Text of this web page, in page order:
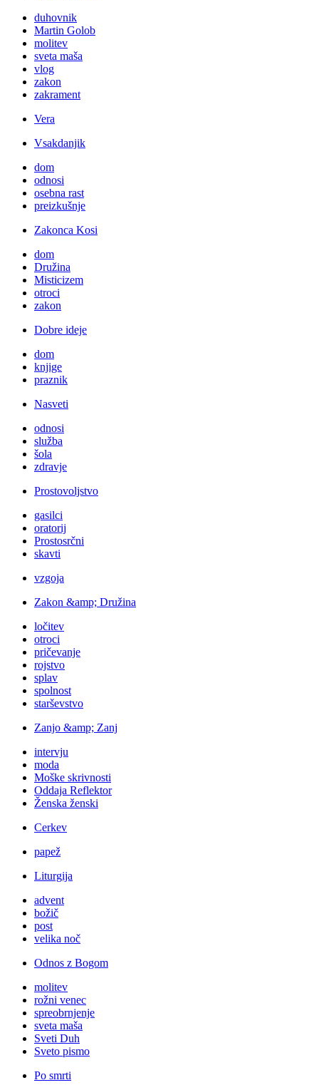
duhovnik
Martin Golob
molitev
sveta maša
vlog
zakon
zakrament
Vera
Vsakdanjik
dom
odnosi
osebna rast
preizkušnje
Zakonca Kosi
dom
Družina
Misticizem
otroci
zakon
Dobre ideje
dom
knjige
praznik
Nasveti
odnosi
služba
šola
zdravje
Prostovoljstvo
gasilci
oratorij
Prostosrčni
skavti
vzgoja
Zakon &amp; Družina
ločitev
otroci
pričevanje
rojstvo
splav
spolnost
starševstvo
Zanjo &amp; Zanj
intervju
moda
Moške skrivnosti
Oddaja Reflektor
Ženska ženski
Cerkev
papež
Liturgija
advent
božič
post
velika noč
Odnos z Bogom
molitev
rožni venec
spreobrnjenje
sveta maša
Sveti Duh
Sveto pismo
Po smrti